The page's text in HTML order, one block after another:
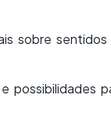
sobre
possibilidades